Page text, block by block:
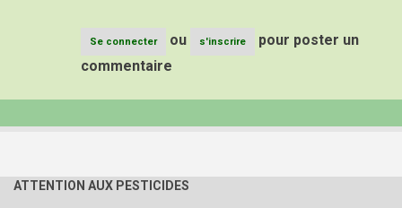
Se connecter ou s'inscrire
pour poster un
commentaire
ATTENTION AUX PESTICIDES